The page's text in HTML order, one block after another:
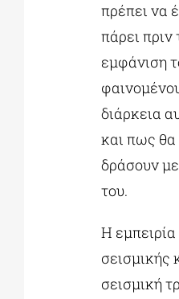
πρέπει να
πάρει πριν
εμφάνιση
διάρκεια
και πως θα
δράσουν
του.
Η εμπειρία
σεισμικής
σεισμική